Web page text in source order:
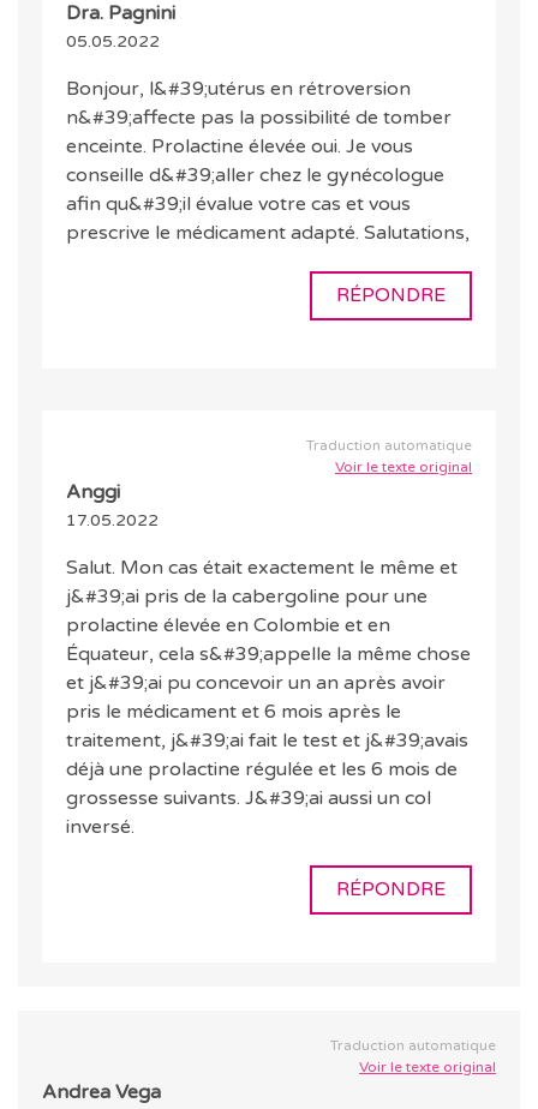
Dra. Pagnini
05.05.2022
Bonjour, l&#39;utérus en rétroversion
n&#39;affecte pas la possibilité de tomber
enceinte. Prolactine élevée oui. Je vous
conseille d&#39;aller chez le gynécologue
afin qu&#39;il évalue votre cas et vous
prescrive le médicament adapté. Salutations,
RÉPONDRE
Traduction automatique
Voir le texte original
Anggi
17.05.2022
Salut. Mon cas était exactement le même et
j&#39;ai pris de la cabergoline pour une
prolactine élevée en Colombie et en
Équateur, cela s&#39;appelle la même chose
et j&#39;ai pu concevoir un an après avoir
pris le médicament et 6 mois après le
traitement, j&#39;ai fait le test et j&#39;avais
déjà une prolactine régulée et les 6 mois de
grossesse suivants. J&#39;ai aussi un col
inversé.
RÉPONDRE
Traduction automatique
Voir le texte original
Andrea Vega